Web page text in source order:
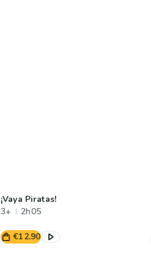
¡Vaya Piratas!
3+
2h05
€12.90